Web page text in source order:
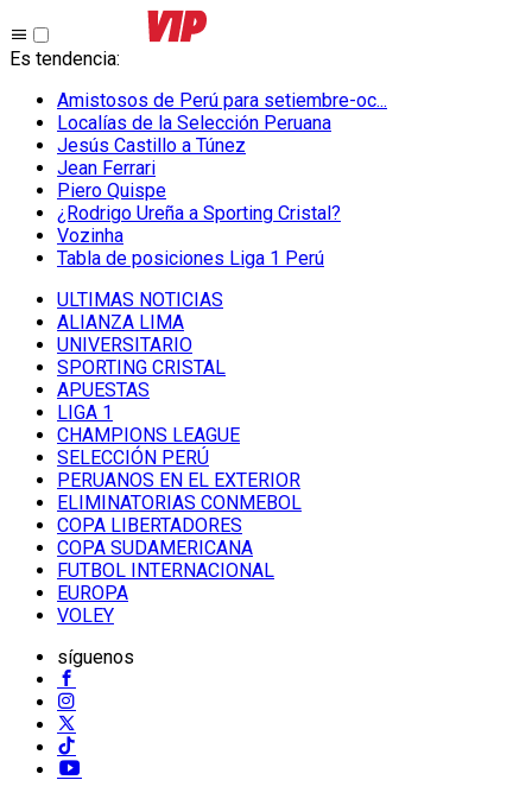
Es tendencia:
Amistosos de Perú para setiembre-oc...
Localías de la Selección Peruana
Jesús Castillo a Túnez
Jean Ferrari
Piero Quispe
¿Rodrigo Ureña a Sporting Cristal?
Vozinha
Tabla de posiciones Liga 1 Perú
ULTIMAS NOTICIAS
ALIANZA LIMA
UNIVERSITARIO
SPORTING CRISTAL
APUESTAS
LIGA 1
CHAMPIONS LEAGUE
SELECCIÓN PERÚ
PERUANOS EN EL EXTERIOR
ELIMINATORIAS CONMEBOL
COPA LIBERTADORES
COPA SUDAMERICANA
FUTBOL INTERNACIONAL
EUROPA
VOLEY
síguenos